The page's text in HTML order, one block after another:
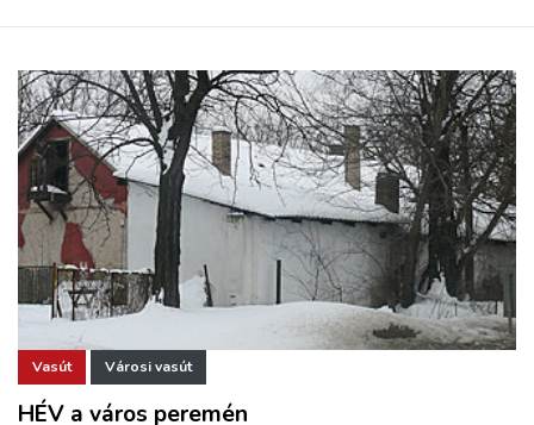
BELÉPÉS
REGISZTRÁCIÓ
Vasút Városi vasút
HÉV a város peremén